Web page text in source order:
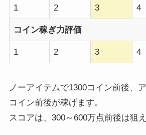
1 2 3 4
コイン稼ぎ力評価
1 2 3 4
ノーアイテムで1300コイン前後、
コイン前後が稼げます。
スコアは、300～600万点前後は狙え